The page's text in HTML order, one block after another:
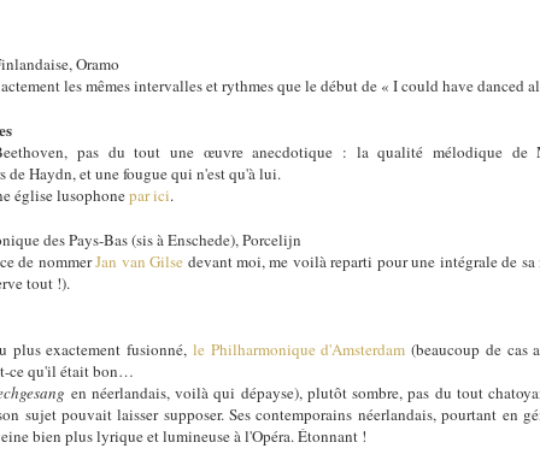
Oramo
les mêmes intervalles et rythmes que le début de « I could have danced
pas du tout une œuvre anecdotique : la qualité mélodique de
de Haydn, et une fougue qui n'est qu'à lui.
église lusophonepar ici.
des Pays-Bas (sis à Enschede), Porcelijn
de nommerJan van Gilse devant moi, me voilà reparti pour une intégrale de
tout !).
plus exactement fusionné, le Philharmonique d'Amsterdam (beaucoup de cas
ce qu'il était bon…
en néerlandais, voilà qui dépayse), plutôt sombre, pas du tout
sujet pouvait laisser supposer. Ses contemporains néerlandais, pourtant en
bien plus lyrique et lumineuse à l'Opéra. Étonnant !